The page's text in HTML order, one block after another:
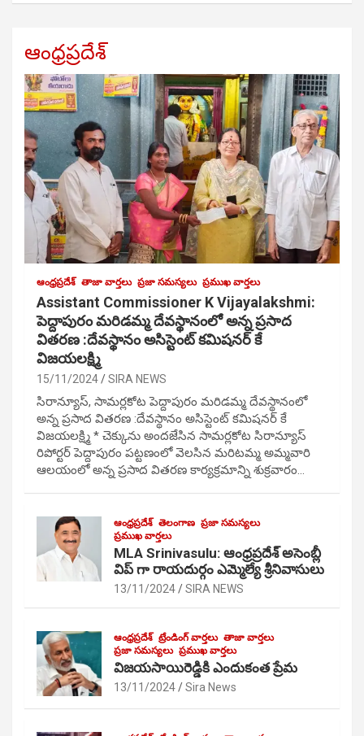
ఆంధ్రప్రదేశ్
ఆంధ్రప్రదేశ్ తాజా వార్తలు ప్రజా సమస్యలు ప్రముఖ వార్తలు
Assistant Commissioner K Vijayalakshmi:
పెద్దాపురం మరిడమ్మ దేవస్థానంలో అన్న ప్రసాద
వితరణ :దేవస్థానం అసిస్టెంట్ కమిషనర్ కే
విజయలక్ష్మి
15/11/2024 SIRA NEWS
సిరాన్యూస్, సామర్లకోట పెద్దాపురం మరిడమ్మ దేవస్థానంలో
అన్న ప్రసాద వితరణ :దేవస్థానం అసిస్టెంట్ కమిషనర్ కే
విజయలక్ష్మి * చెక్కును అందజేసిన సామర్లకోట సిరాన్యూస్
రిపోర్టర్ పెద్దాపురం పట్టణంలో వెలసిన మరిటమ్మ అమ్మవారి
ఆలయంలో అన్న ప్రసాద వితరణ కార్యక్రమాన్ని శుక్రవారం…
ఆంధ్రప్రదేశ్ తెలంగాణ ప్రజా సమస్యలు
ప్రముఖ వార్తలు
MLA Srinivasulu: ఆంధ్రప్రదేశ్ అసెంబ్లీ
విప్ గా రాయదుర్గం ఎమ్మెల్యే శ్రీనివాసులు
13/11/2024 SIRA NEWS
ఆంధ్రప్రదేశ్ ట్రేండింగ్ వార్తలు తాజా వార్తలు
ప్రజా సమస్యలు ప్రముఖ వార్తలు
విజయసాయిరెడ్డికి ఎందుకంత ప్రేమ
13/11/2024 Sira News